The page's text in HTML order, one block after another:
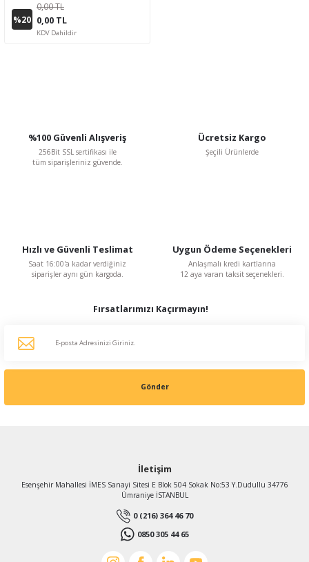
%20
0,00 TL
0,00 TL
KDV Dahildir
%100 Güvenli Alışveriş
256Bit SSL sertifikası ile
tüm siparişleriniz güvende.
Ücretsiz Kargo
Şeçili Ürünlerde
Hızlı ve Güvenli Teslimat
Saat 16:00'a kadar verdiğiniz
siparişler aynı gün kargoda.
Uygun Ödeme Seçenekleri
Anlaşmalı kredi kartlarına
12 aya varan taksit seçenekleri.
Fırsatlarımızı Kaçırmayın!
Gönder
İletişim
Esenşehir Mahallesi İMES Sanayi Sitesi E Blok 504 Sokak No:53 Y.Dudullu 34776
Ümraniye İSTANBUL
0 (216) 364 46 70
0850 305 44 65